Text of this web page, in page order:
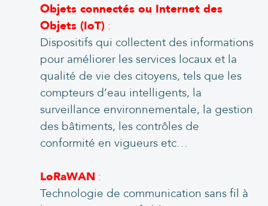
Objets connectésou Internet des
Objets (IoT) :
Dispositifs qui collectent des informations
pour améliorer les services locaux et la
qualité de vie des citoyens, tels que les
compteurs d’eau intelligents, la
surveillance environnementale, la gestion
des bâtiments, les contrôles de
conformité en vigueurs etc…
LoRaWAN :
Technologie de communication sans fil à